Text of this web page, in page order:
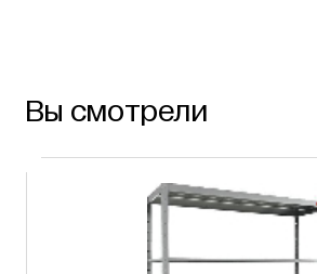
Возможные опции:
Вы смотрели